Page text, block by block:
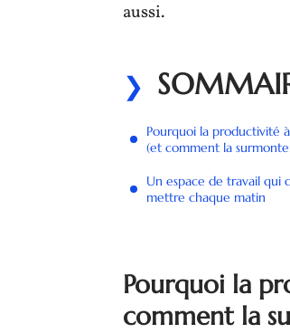
aussi.
Pourquoi la productivité
(et comment la
Un espace de travail qui
mettre chaque matin
Pourquoi la
comment la